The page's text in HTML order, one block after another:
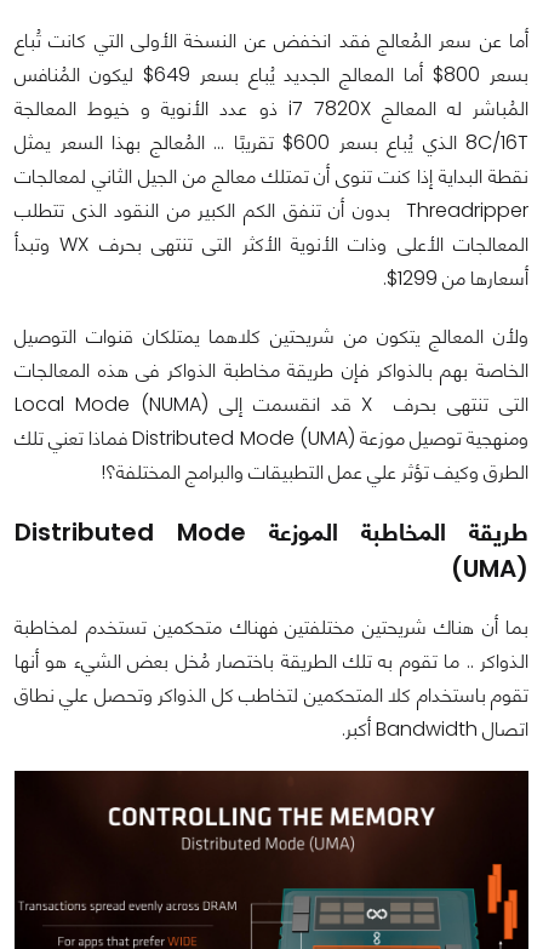
أما عن سعر المُعالج فقد انخفض عن النسخة الأولى التي كانت تُباع
بسعر 800$ أما المعالج الجديد يُباع بسعر 649$ ليكون المُنافس
المُباشر له المعالج i7 7820X ذو عدد الأنوية و خيوط المعالجة
8C/16T الذي يُباع بسعر 600$ تقريبًا ... المُعالج بهذا السعر يمثل
نقطة البداية إذا كنت تنوى أن تمتلك معالج من الجيل الثاني لمعالجات
Threadripper بدون أن تنفق الكم الكبير من النقود الذى تتطلب
المعالجات الأعلى وذات الأنوية الأكثر التى تنتهى بحرف WX وتبدأ
أسعارها من 1299$.
ولأن المعالج يتكون من شريحتين كلاهما يمتلكان قنوات التوصيل
الخاصة بهم بالذواكر فإن طريقة مخاطبة الذواكر فى هذه المعالجات
التى تنتهى بحرف X قد انقسمت إلى Local Mode (NUMA)
ومنهجية توصيل موزعة Distributed Mode (UMA) فماذا تعني تلك
الطرق وكيف تؤثر علي عمل التطبيقات والبرامج المختلفة؟!
طريقة المخاطبة الموزعة Distributed Mode
(UMA)
بما أن هناك شريحتين مختلفتين فهناك متحكمين تستخدم لمخاطبة
الذواكر .. ما تقوم به تلك الطريقة باختصار مُخل بعض الشيء هو أنها
تقوم باستخدام كلا المتحكمين لتخاطب كل الذواكر وتحصل علي نطاق
اتصال Bandwidth أكبر.